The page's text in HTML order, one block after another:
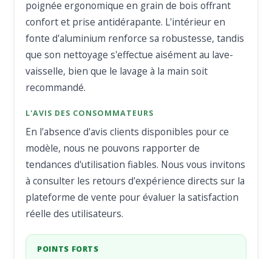
poignée ergonomique en grain de bois offrant
confort et prise antidérapante. L'intérieur en
fonte d'aluminium renforce sa robustesse, tandis
que son nettoyage s'effectue aisément au lave-
vaisselle, bien que le lavage à la main soit
recommandé.
L'AVIS DES CONSOMMATEURS
En l'absence d'avis clients disponibles pour ce
modèle, nous ne pouvons rapporter de
tendances d'utilisation fiables. Nous vous invitons
à consulter les retours d'expérience directs sur la
plateforme de vente pour évaluer la satisfaction
réelle des utilisateurs.
POINTS FORTS